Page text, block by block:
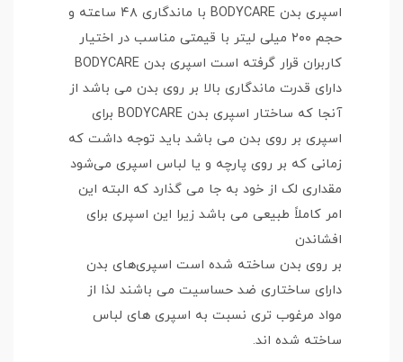
اسپری بدن BODYCARE با ماندگاری ۴۸ ساعته و
حجم ۲۰۰ میلی لیتر با قیمتی مناسب در اختیار
کاربران قرار گرفته است اسپری بدن BODYCARE
دارای قدرت ماندگاری بالا بر روی بدن می باشد از
آنجا که ساختار اسپری بدن BODYCARE برای
اسپری بر روی بدن می باشد باید توجه داشت که
زمانی که بر روی پارچه و یا لباس اسپری می‌شود
مقداری لک از خود به جا می گذارد که البته این
امر کاملاً طبیعی می باشد زیرا این اسپری برای
افشاندن
بر روی بدن ساخته شده است اسپری‌های بدن
دارای ساختاری ضد حساسیت می باشند لذا از
مواد مرغوب تری نسبت به اسپری های لباس
ساخته شده اند.